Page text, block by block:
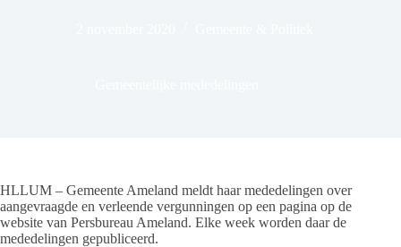
HLLUM – Gemeente Ameland meldt haar mededelingen over
aangevraagde en verleende vergunningen op een pagina op de
website van Persbureau Ameland. Elke week worden daar de
mededelingen gepubliceerd.